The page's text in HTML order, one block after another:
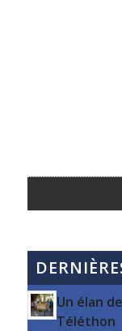
Un élan
Téléthon